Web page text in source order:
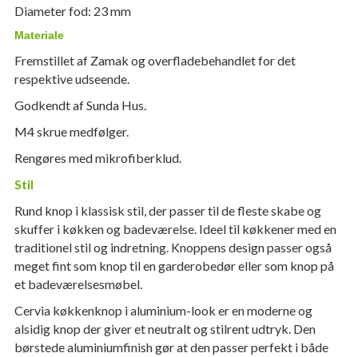
Diameter fod: 23 mm
Materiale
Fremstillet af Zamak og overfladebehandlet for det
respektive udseende.
Godkendt af Sunda Hus.
M4 skrue medfølger.
Rengøres med mikrofiberklud.
Stil
Rund knop i klassisk stil, der passer til de fleste skabe og
skuffer i køkken og badeværelse. Ideel til køkkener med en
traditionel stil og indretning. Knoppens design passer også
meget fint som knop til en garderobedør eller som knop på
et badeværelsesmøbel.
Cervia køkkenknop i aluminium-look er en moderne og
alsidig knop der giver et neutralt og stilrent udtryk. Den
børstede aluminiumfinish gør at den passer perfekt i både